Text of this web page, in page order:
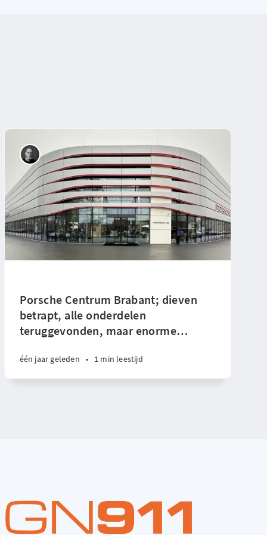
Porsche Centrum Brabant; dieven
betrapt, alle onderdelen
teruggevonden, maar enorme…
één jaar geleden • 1 min leestijd